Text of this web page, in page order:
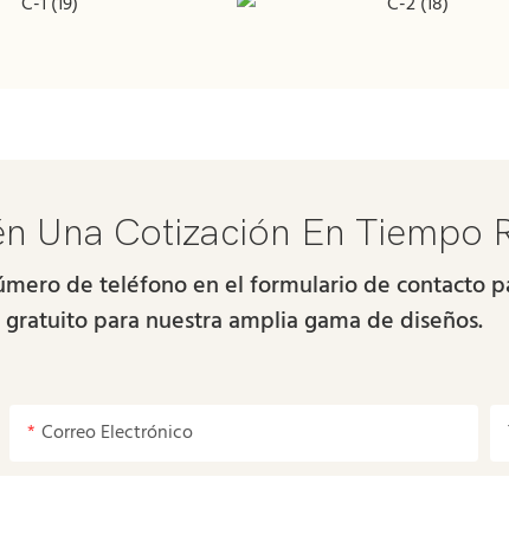
Una Cotización En Tiempo
de teléfono en el formulario de contacto
gratuito para nuestra amplia gama de diseños.
Correo Electrónico